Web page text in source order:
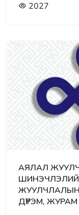
2027
АЯЛАЛ
ДҮРЭМ,